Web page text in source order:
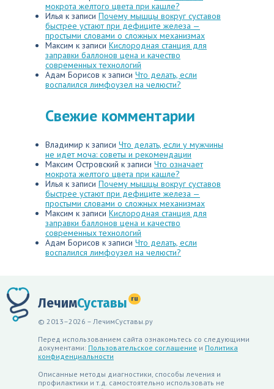
мокрота желтого цвета при кашле?
Илья к записи Почему мышцы вокруг суставов
быстрее устают при дефиците железа —
простыми словами о сложных механизмах
Максим к записи Кислородная станция для
заправки баллонов цена и качество
современных технологий
Адам Борисов к записи Что делать, если
воспалился лимфоузел на челюсти?
Свежие комментарии
Владимир к записи Что делать, если у мужчины
не идет моча: советы и рекомендации
Максим Островский к записи Что означает
мокрота желтого цвета при кашле?
Илья к записи Почему мышцы вокруг суставов
быстрее устают при дефиците железа —
простыми словами о сложных механизмах
Максим к записи Кислородная станция для
заправки баллонов цена и качество
современных технологий
Адам Борисов к записи Что делать, если
воспалился лимфоузел на челюсти?
ЛечимСуставы ru
© 2013–2026 – ЛечимСуставы.ру
Перед использованием сайта ознакомьтесь со следующими
документами: Пользовательское соглашение и Политика
конфиденциальности
Описанные методы диагностики, способы лечения и
профилактики и т.д. самостоятельно использовать не